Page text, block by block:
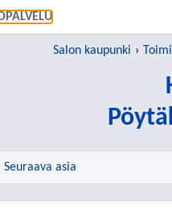
Salon kaupunki
Seuraava asia